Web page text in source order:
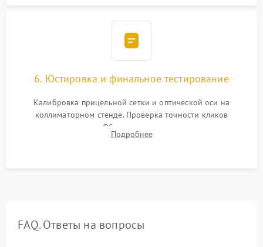
6. Юстировка и финальное тестирование
Калибровка прицельной сетки и оптической оси на
коллиматорном стенде. Проверка точности кликов
механизма поправок. Обязательное испытание прицела на
ударном стенде для проверки устойчивости к отдаче и
Подробнее
FAQ. Ответы на вопросы